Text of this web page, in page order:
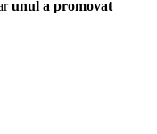
unul a promovat